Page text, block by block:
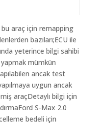
araç için remapping
bazıları;ECU ile
yeterince bilgi sahibi
mümkün
ancak test
uygun ancak
araçDetaylı bilgi için
S-Max 2.0
bedeli için